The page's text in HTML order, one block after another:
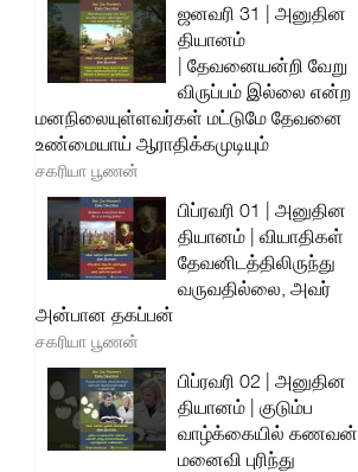
ஜனவரி 31 | அனுதின
தியானம்
| தேவனையன்றி வேறு
விருப்பம் இல்லை என்ற
மனநிலையுள்ளவர்கள் மட்டுமே தேவனை
உண்மையாய் ஆராதிக்கமுடியும்
சகரியா பூணன்
பிப்ரவரி 01 | அனுதின
தியானம் | வியாதிகள்
தேவனிடத்திலிருந்து
வருவதில்லை, அவர்
அன்பான தகப்பன்
சகரியா பூணன்
பிப்ரவரி 02 | அனுதின
தியானம் | குடும்ப
வாழ்க்கையில் கணவன்
மனைவி புரிந்து